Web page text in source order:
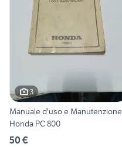
3
Manuale d'uso e Manutenzione
Honda PC 800
50 €